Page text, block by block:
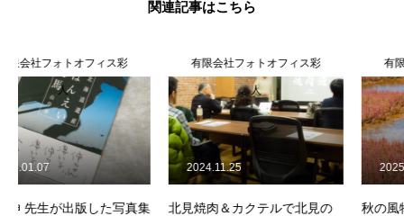
関連記事はこちら
有限会社フォトオフィス彩
人
北見焼肉＆カクテルで北見の
2024.11.25
有限会社フォトオフィス彩
人
秋の風物詩 能取湖のサンゴ草
2025.10.08